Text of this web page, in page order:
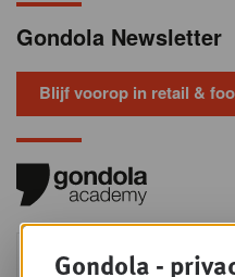
Gondola Newsletter
Blijf voorop in retail &
WOEGondola -